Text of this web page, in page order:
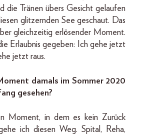
die Tränen übers Gesicht gelaufen
glitzernden See geschaut. Das
gleichzeitig erlösender Moment.
Erlaubnis gegeben: Ich gehe jetzt
jetzt raus.
damals im Sommer 2020
gesehen?
Moment, in dem es kein Zurück
ich diesen Weg. Spital, Reha,